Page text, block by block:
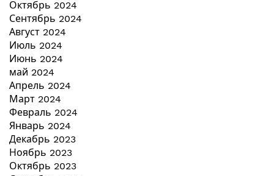
Октябрь 2024
Сентябрь 2024
Август 2024
Июль 2024
Июнь 2024
май 2024
Апрель 2024
Март 2024
Февраль 2024
Январь 2024
Декабрь 2023
Ноябрь 2023
Октябрь 2023